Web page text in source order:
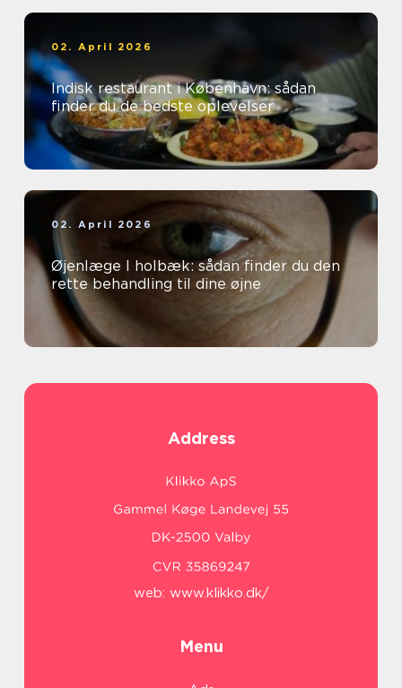
02. April 2026
Indisk restaurant i København: sådan
finder du de bedste oplevelser
02. April 2026
Øjenlæge I holbæk: sådan finder du den
rette behandling til dine øjne
Address
web: www.klikko.dk/
Menu